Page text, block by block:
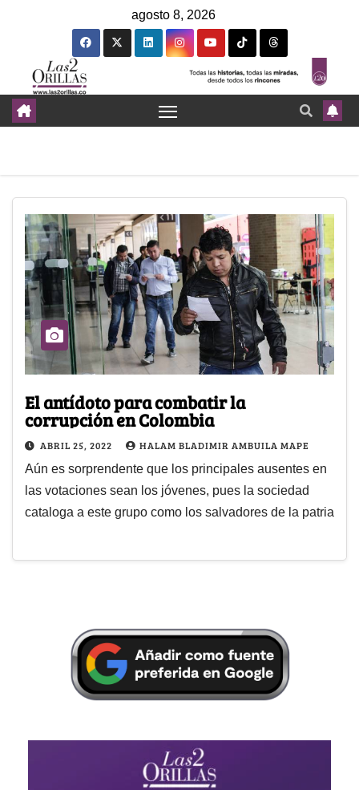
agosto 8, 2026
El antídoto para combatir la
corrupción en Colombia
ABRIL 25, 2022 HALAM BLADIMIR AMBUILA MAPE
Aún es sorprendente que los principales ausentes en
las votaciones sean los jóvenes, pues la sociedad
cataloga a este grupo como los salvadores de la patria